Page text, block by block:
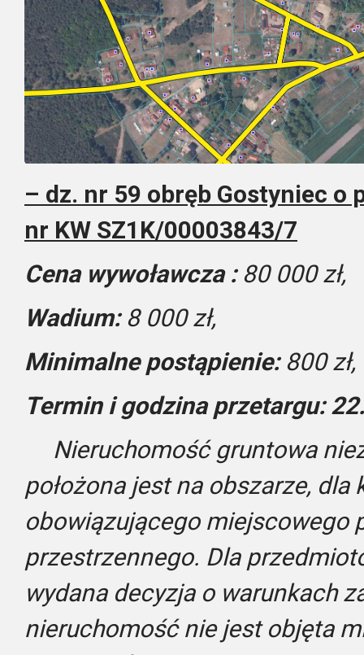
– dz. nr 59 obręb Gostyniec o
nr KW SZ1K/00003843/7
Cena wywoławcza : 80 000 zł,
Wadium: 8 000 zł,
Minimalne postąpienie:800 zł,
Termin i godzina przetargu:
Nieruchomość gruntowa
położona jest na obszarze, dla
obowiązującego miejscowego
przestrzennego. Dla
wydana decyzja o warunkach
nieruchomość nie jest objęta